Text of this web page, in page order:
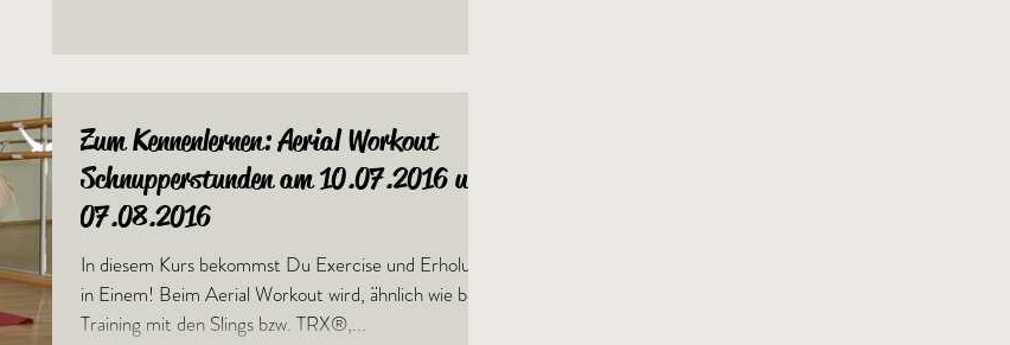
Zum Kennenlernen: Aerial Workout
Schnupperstunden am 10.07.2016 und
07.08.2016
In diesem Kurs bekommst Du Exercise und Erholung
in Einem! Beim Aerial Workout wird, ähnlich wie beim
Training mit den Slings bzw. TRX®,...